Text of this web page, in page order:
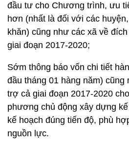
đầu tư cho Chương trình, ưu
hơn (nhất là đối với các
khăn) cũng như các xã về
giai đoạn 2017-2020;
Sớm thông báo vốn chi tiết
đầu tháng 01 hàng năm) cũng
trợ cả giai đoạn 2017-2020
phương chủ động xây dựng
kế hoạch đúng tiến độ, phù
nguồn lực.